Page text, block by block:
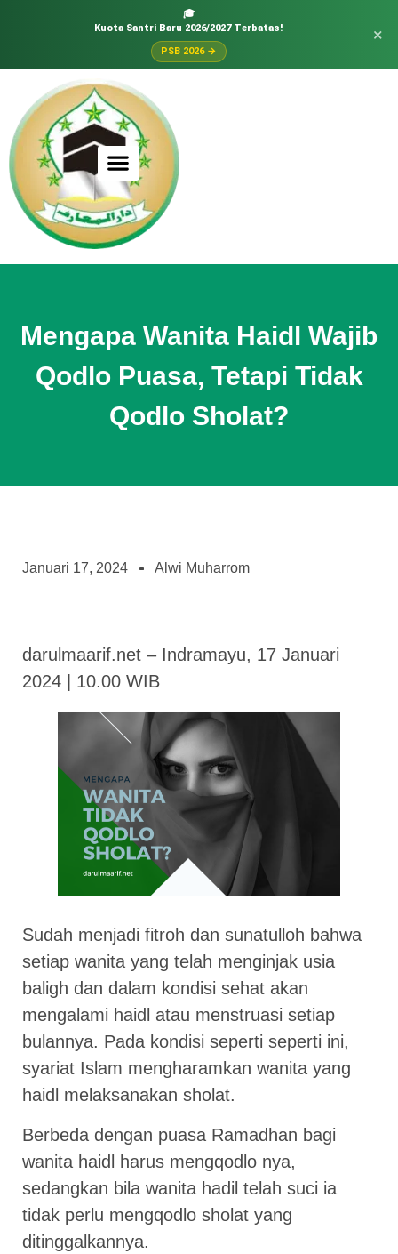
🎓
Kuota Santri Baru 2026/2027 Terbatas!
PSB 2026 →
×
Mengapa Wanita Haidl Wajib
Qodlo Puasa, Tetapi Tidak
Qodlo Sholat?
Januari 17, 2024 Alwi Muharrom
darulmaarif.net – Indramayu, 17 Januari
2024 | 10.00 WIB
Sudah menjadi fitroh dan sunatulloh bahwa
setiap wanita yang telah menginjak usia
baligh dan dalam kondisi sehat akan
mengalami haidl atau menstruasi setiap
bulannya. Pada kondisi seperti seperti ini,
syariat Islam mengharamkan wanita yang
haidl melaksanakan sholat.
Berbeda dengan puasa Ramadhan bagi
wanita haidl harus mengqodlo nya,
sedangkan bila wanita hadil telah suci ia
tidak perlu mengqodlo sholat yang
ditinggalkannya.